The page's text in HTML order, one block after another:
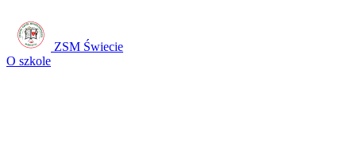
ZSM Świecie
O szkole